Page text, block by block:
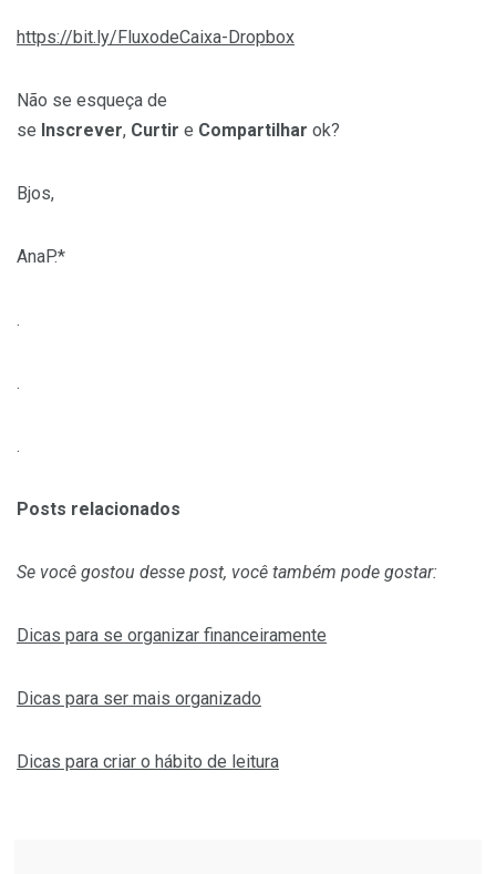
https://bit.ly/FluxodeCaixa-Dropbox
Não se esqueça de
se Inscrever, Curtir e Compartilhar ok?
Bjos,
AnaP.*
.
.
.
Posts relacionados
Se você gostou desse post, você também pode gostar:
Dicas para se organizar financeiramente
Dicas para ser mais organizado
Dicas para criar o hábito de leitura